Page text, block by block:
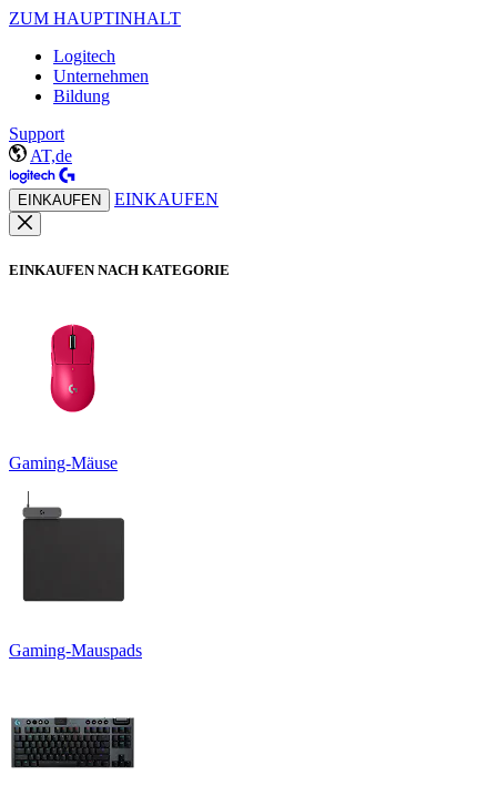
ZUM HAUPTINHALT
Logitech
Unternehmen
Bildung
Support
AT,de
EINKAUFEN EINKAUFEN
EINKAUFEN NACH KATEGORIE
Gaming-Mäuse
Gaming-Mauspads